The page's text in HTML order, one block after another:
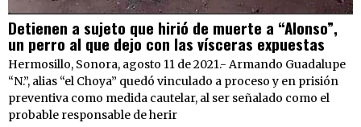
Detienen a sujeto que hirió de muerte a “Alonso”,
un perro al que dejo con las vísceras expuestas
Hermosillo, Sonora, agosto 11 de 2021.- Armando Guadalupe
“N.”, alias “el Choya” quedó vinculado a proceso y en prisión
preventiva como medida cautelar, al ser señalado como el
probable responsable de herir